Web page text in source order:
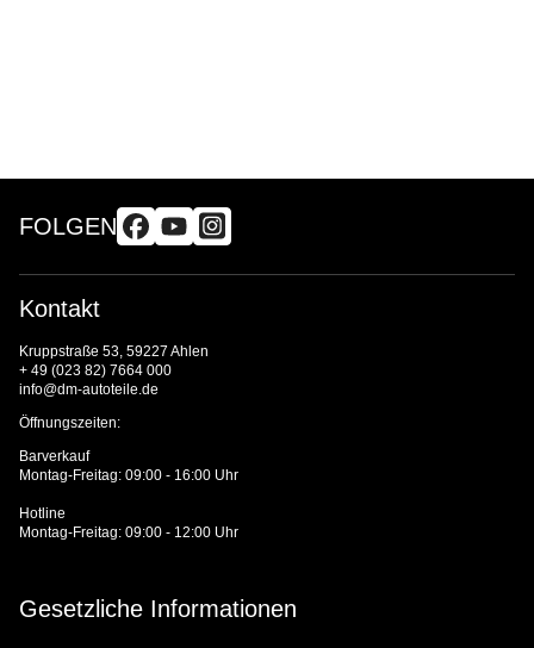
FOLGEN
Kontakt
Kruppstraße 53, 59227 Ahlen
+ 49 (023 82) 7664 000
info@dm-autoteile.de
Öffnungszeiten:
Barverkauf
Montag-Freitag: 09:00 - 16:00 Uhr
Hotline
Montag-Freitag: 09:00 - 12:00 Uhr
Gesetzliche Informationen